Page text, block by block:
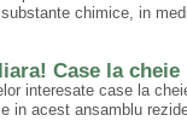
chimice, in
Case la
interesate case la
in acest ansamblu